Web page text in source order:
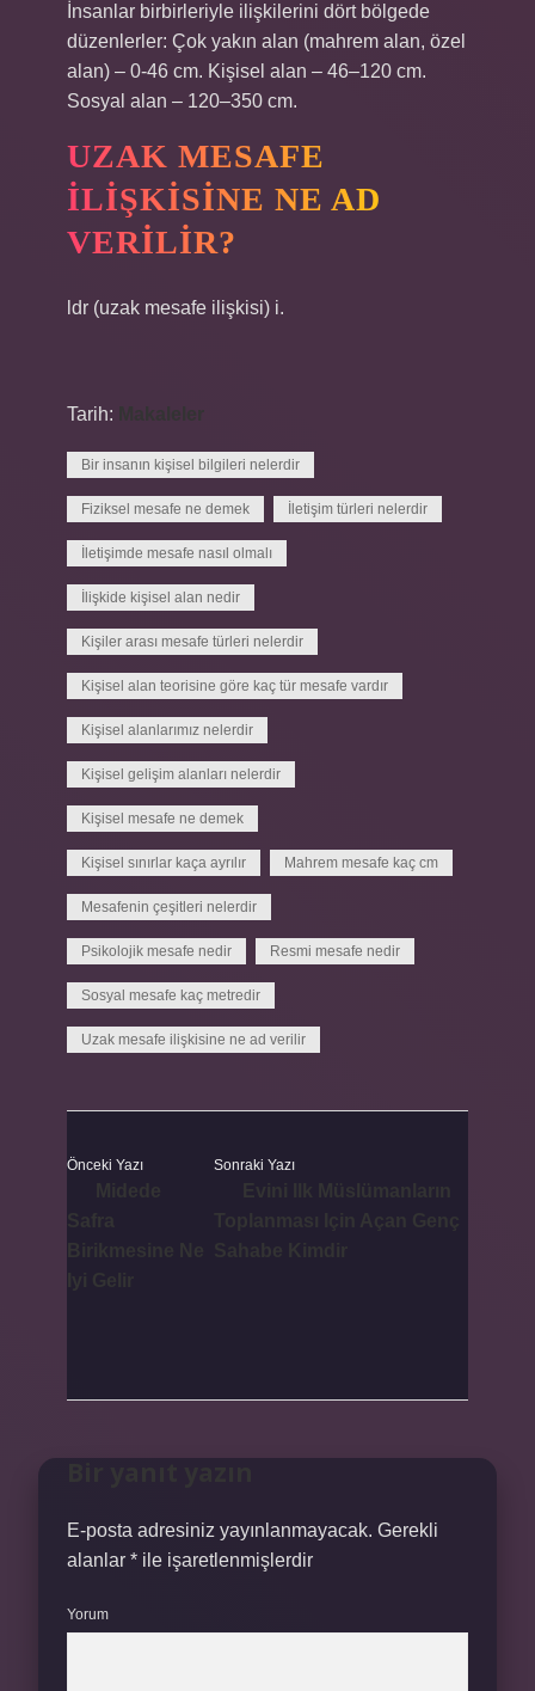
İnsanlar birbirleriyle ilişkilerini dört bölgede
düzenlerler: Çok yakın alan (mahrem alan, özel
alan) – 0-46 cm. Kişisel alan – 46–120 cm.
Sosyal alan – 120–350 cm.
UZAK MESAFE
ILIŞKISINE NE AD
VERILIR?
ldr (uzak mesafe ilişkisi) i.
Tarih:
Bir insanın kişisel bilgileri nelerdir
Fiziksel mesafe ne demek İletişim türleri nelerdir
İletişimde mesafe nasıl olmalı
İlişkide kişisel alan nedir
Kişiler arası mesafe türleri nelerdir
Kişisel alan teorisine göre kaç tür mesafe vardır
Kişisel alanlarımız nelerdir
Kişisel gelişim alanları nelerdir
Kişisel mesafe ne demek
Kişisel sınırlar kaça ayrılır Mahrem mesafe kaç cm
Mesafenin çeşitleri nelerdir
Psikolojik mesafe nedir Resmi mesafe nedir
Sosyal mesafe kaç metredir
Uzak mesafe ilişkisine ne ad verilir
Önceki Yazı Sonraki Yazı
E-posta adresiniz yayınlanmayacak. Gerekli
alanlar * ile işaretlenmişlerdir
Yorum